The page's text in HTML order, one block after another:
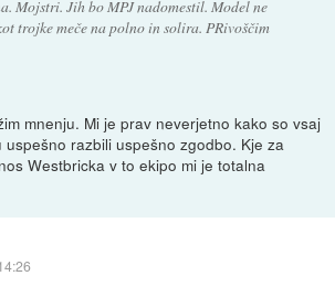
Mojstri. Jih bo MPJ nadomestil. Model ne
trojke meče na polno in solira. PRivoščim
mnenju. Mi je prav neverjetno kako so vsaj
razbili uspešno zgodbo. Kje za
Westbricka v to ekipo mi je totalna